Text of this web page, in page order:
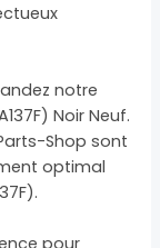
notre
Noir Neuf.
Shop sont
optimal